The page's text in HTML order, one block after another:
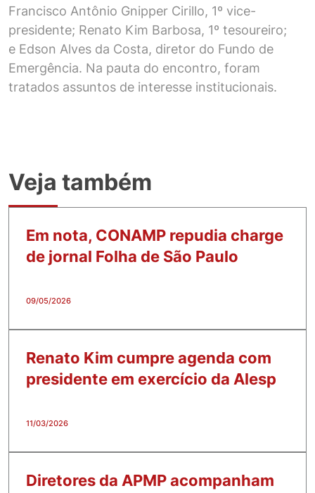
Francisco Antônio Gnipper Cirillo, 1º vice-
presidente; Renato Kim Barbosa, 1º tesoureiro;
e Edson Alves da Costa, diretor do Fundo de
Emergência. Na pauta do encontro, foram
tratados assuntos de interesse institucionais.
Veja também
Em nota, CONAMP repudia charge
de jornal Folha de São Paulo
09/05/2026
Renato Kim cumpre agenda com
presidente em exercício da Alesp
11/03/2026
Diretores da APMP acompanham